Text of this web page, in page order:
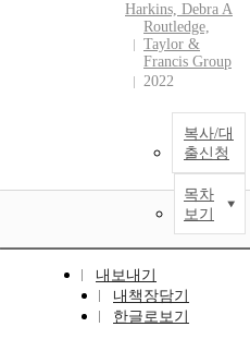
Harkins, Debra A
Routledge,
Taylor &
Francis Group
2022
복사/대
출신청
목차
보기
내보내기
내책장담기
한글로보기